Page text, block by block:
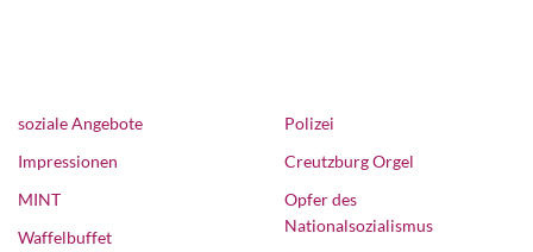
soziale Angebote
Impressionen
MINT
Waffelbuffet
Polizei
Creutzburg Orgel
Opfer des
Nationalsozialismus